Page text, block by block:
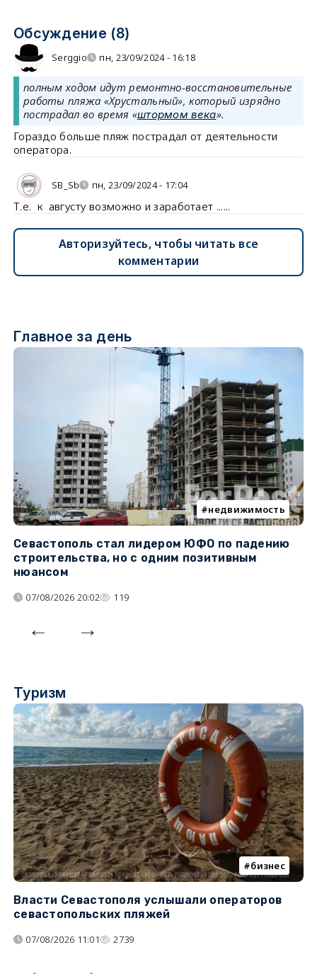
Обсуждение (8)
Serggio пн, 23/09/2024 - 16:18
полным ходом идут ремонтно-восстановительные
работы пляжа «Хрустальный», который изрядно
пострадал во время «штормом века».
Гораздо больше пляж пострадал от деятельности
оператора.
SB_Sb пн, 23/09/2024 - 17:04
Т.е. к августу возможно и заработает ......
Авторизуйтесь, чтобы читать все
комментарии
Главное за день
недвижимость
Севастополь стал лидером ЮФО по падению
строительства, но с одним позитивным
нюансом
07/08/2026 20:02 119
Туризм
бизнес
Власти Севастополя услышали операторов
севастопольских пляжей
07/08/2026 11:01 2739